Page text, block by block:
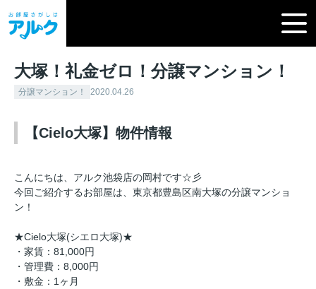
大塚！礼金ゼロ！分譲マンション！
分譲マンション！ 2020.04.26
【Cielo大塚】物件情報
こんにちは、アルク池袋店の岡村です☆彡
今回ご紹介するお部屋は、東京都豊島区南大塚の分譲マンショ
ン！
★Cielo大塚(シエロ大塚)★
・家賃：81,000円
・管理費：8,000円
・敷金：1ヶ月